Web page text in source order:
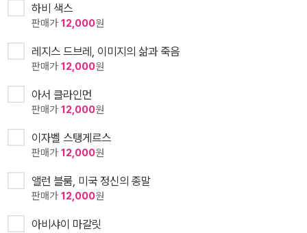
하비 색스
판매가 12,000원
레지스 드브레, 이미지의 삶과 죽음
판매가 12,000원
아서 클라인먼
판매가 12,000원
이자벨 스탱게르스
판매가 12,000원
앨런 블룸, 미국 정신의 종말
판매가 12,000원
아비샤이 마갈릿